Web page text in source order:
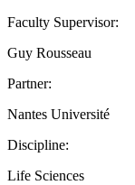
Faculty Supervisor:
Guy Rousseau
Partner:
Nantes Université
Discipline:
Life Sciences